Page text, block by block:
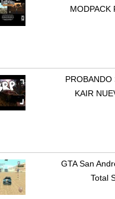
MODPACK
PROBANDO
KAIR
GTA San
Total